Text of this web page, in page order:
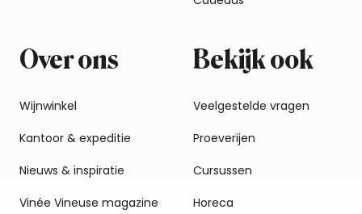
Over ons
Wijnwinkel
Kantoor & expeditie
Nieuws & inspiratie
Vinée Vineuse magazine
Bekijk ook
Veelgestelde vragen
Proeverijen
Cursussen
Horeca